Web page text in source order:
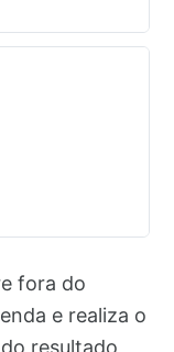
fora do
e realiza o
resultado